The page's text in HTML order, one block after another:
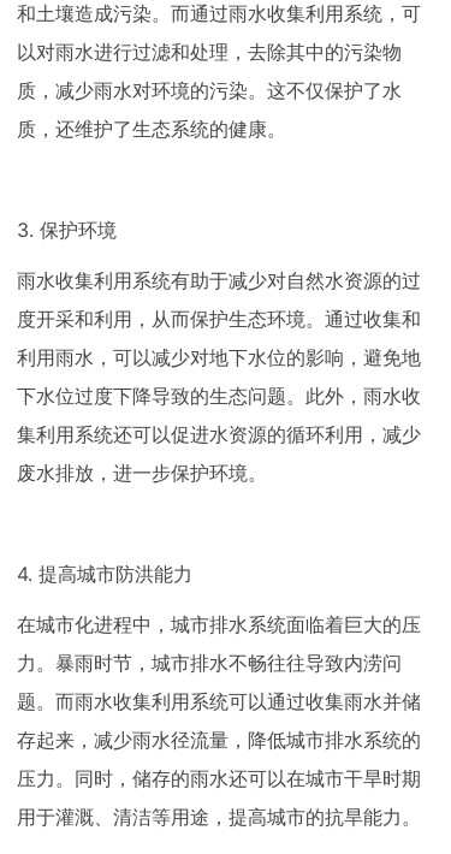
和土壤造成污染。而通过雨水收集利用系统，可
以对雨水进行过滤和处理，去除其中的污染物
质，减少雨水对环境的污染。这不仅保护了水
质，还维护了生态系统的健康。
3. 保护环境
雨水收集利用系统有助于减少对自然水资源的过
度开采和利用，从而保护生态环境。通过收集和
利用雨水，可以减少对地下水位的影响，避免地
下水位过度下降导致的生态问题。此外，雨水收
集利用系统还可以促进水资源的循环利用，减少
废水排放，进一步保护环境。
4. 提高城市防洪能力
在城市化进程中，城市排水系统面临着巨大的压
力。暴雨时节，城市排水不畅往往导致内涝问
题。而雨水收集利用系统可以通过收集雨水并储
存起来，减少雨水径流量，降低城市排水系统的
压力。同时，储存的雨水还可以在城市干旱时期
用于灌溉、清洁等用途，提高城市的抗旱能力。